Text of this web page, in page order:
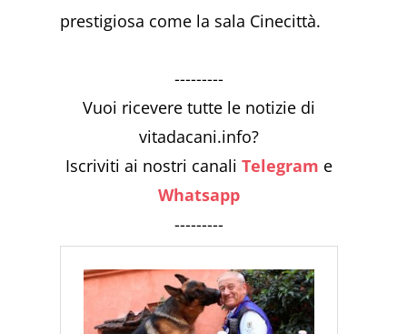
prestigiosa come la sala Cinecittà.
---------
Vuoi ricevere tutte le notizie di
vitadacani.info?
Iscriviti ai nostri canaliTelegram e
Whatsapp
---------